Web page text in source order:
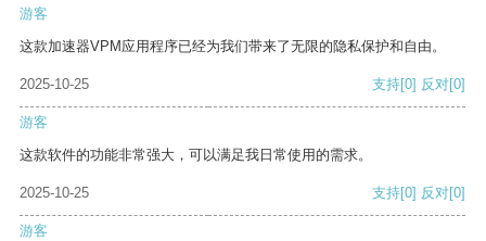
游客
这款加速器VPM应用程序已经为我们带来了无限的隐私保护和自由。
2025-10-25 支持[0] 反对[0]
游客
这款软件的功能非常强大，可以满足我日常使用的需求。
2025-10-25 支持[0] 反对[0]
游客